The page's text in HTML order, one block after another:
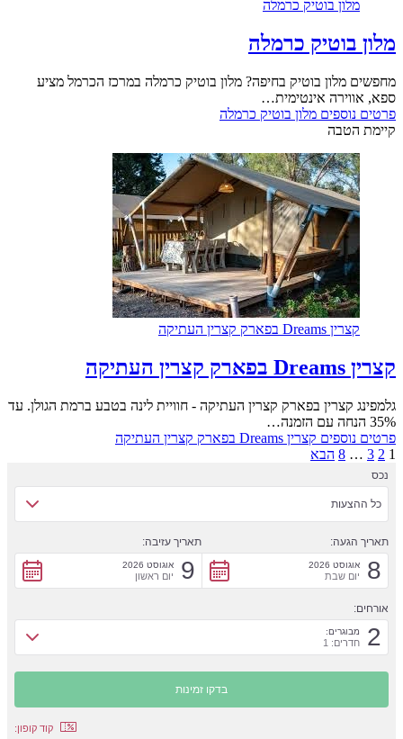
מלון בוטיק כרמלה
מלון בוטיק כרמלה
מחפשים מלון בוטיק בחיפה? מלון בוטיק כרמלה במרכז הכרמל מציע
ספא, אווירה אינטימית…
פרטים נוספים מלון בוטיק כרמלה
קיימת הטבה
קצרין Dreams בפארק קצרין העתיקה
קצרין Dreams בפארק קצרין העתיקה
גלמפינג קצרין בפארק קצרין העתיקה - חוויית לינה בטבע ברמת הגולן. עד
35% הנחה עם הזמנה…
פרטים נוספים קצרין Dreams בפארק קצרין העתיקה
1
2
3
…
8 הבא
נכס
כל ההצעות
תאריך הגעה:
8 אוגוסט 2026
יום שבת
תאריך עזיבה:
9 אוגוסט 2026
יום ראשון
אורחים:
2 מבוגרים:
חדרים: 1
קוד קופון: